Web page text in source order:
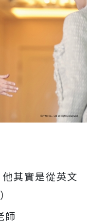
其實是從英文
師